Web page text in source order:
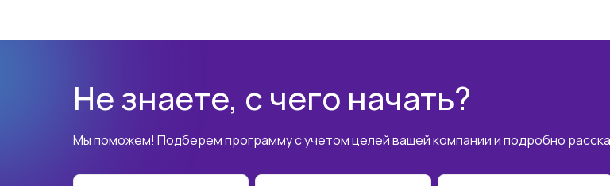
Не знаете, с чего начать?
Мы поможем! Подберем программу с учетом целей вашей компании и подробно